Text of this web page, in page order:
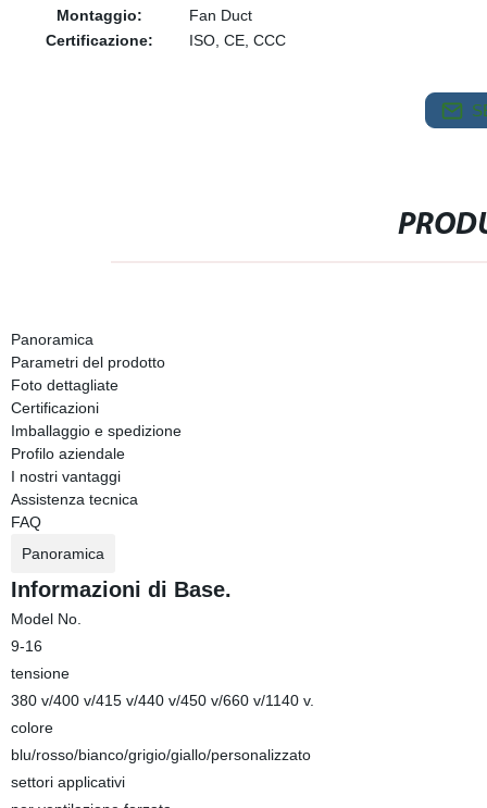
Montaggio:
Fan Duct
Certificazione:
ISO, CE, CCC
Panoramica
Parametri del prodotto
Foto dettagliate
Certificazioni
Imballaggio e spedizione
Profilo aziendale
I nostri vantaggi
Assistenza tecnica
FAQ
Panoramica
Informazioni di Base.
Model No.
9-16
tensione
380 v/400 v/415 v/440 v/450 v/660 v/1140 v.
colore
blu/rosso/bianco/grigio/giallo/personalizzato
settori applicativi